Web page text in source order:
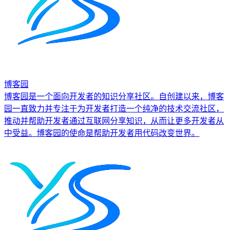
博客园
博客园是一个面向开发者的知识分享社区。自创建以来，博客
园一直致力并专注于为开发者打造一个纯净的技术交流社区，
推动并帮助开发者通过互联网分享知识，从而让更多开发者从
中受益。博客园的使命是帮助开发者用代码改变世界。